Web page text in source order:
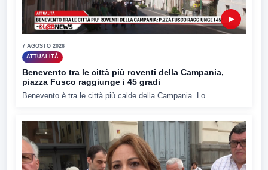
▶
7 AGOSTO 2026
ATTUALITÀ
Benevento tra le città più roventi della Campania,
piazza Fusco raggiunge i 45 gradi
Benevento è tra le città più calde della Campania. Lo...